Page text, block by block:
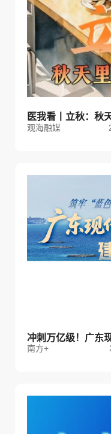
医我看丨立秋：秋
观海融媒
冲刺万亿级！广东
南方+